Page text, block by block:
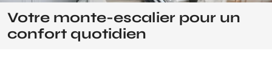
Votre monte-escalier pour un
confort quotidien